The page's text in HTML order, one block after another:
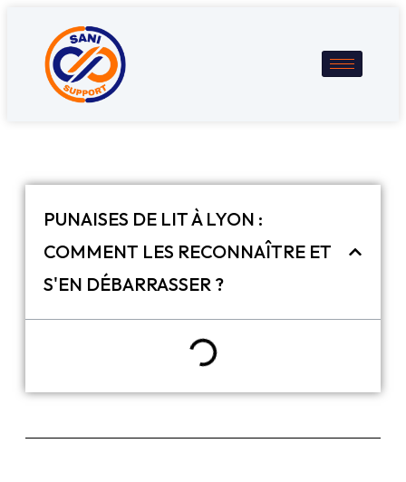
PUNAISES DE LIT À LYON :
COMMENT LES RECONNAÎTRE ET
S'EN DÉBARRASSER ?